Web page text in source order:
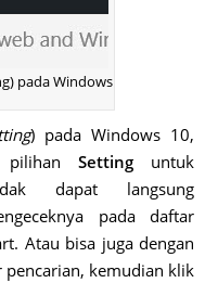
pada Windows
) pada Windows 10,
pilihan Setting untuk
dapat langsung
pada daftar
Atau bisa juga dengan
pencarian, kemudian klik